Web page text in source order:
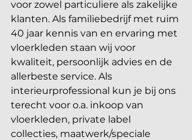
voor zowel particuliere als zakelijke
klanten. Als familiebedrijf met ruim
40 jaar kennis van en ervaring met
vloerkleden staan wij voor
kwaliteit, persoonlijk advies en de
allerbeste service. Als
interieurprofessional kun je bij ons
terecht voor o.a. inkoop van
vloerkleden, private label
collecties, maatwerk/speciale